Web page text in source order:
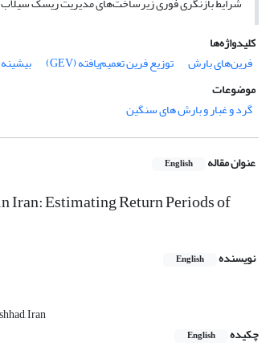
کلیدواژه‌ها
فرین‌های بارش
توزیع فرین تعمیم‌یافته (GEV)
موضوعات
گرد و غبار و بارش های سنگین
عنوان مقاله English
Iran: Estimating Return Periods of
نویسنده English
Iran
چکیده
English